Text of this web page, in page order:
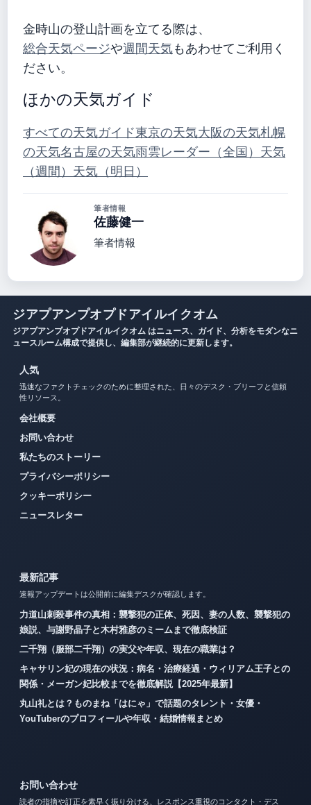
金時山の登山計画を立てる際は、
総合天気ページや週間天気もあわせてご利用く
ださい。
ほかの天気ガイド
すべての天気ガイド東京の天気大阪の天気札幌
の天気名古屋の天気雨雲レーダー（全国） 天気
（週間） 天気（明日）
筆者情報
佐藤健一
筆者情報
ジアプアンプオプドアイルイクオム
ジアプアンプオプドアイルイクオム はニュース、ガイド、分析をモダンなニ
ュースルーム構成で提供し、編集部が継続的に更新します。
人気
迅速なファクトチェックのために整理された、日々のデスク・ブリーフと信頼
性リソース。
会社概要
お問い合わせ
私たちのストーリー
プライバシーポリシー
クッキーポリシー
ニュースレター
最新記事
速報アップデートは公開前に編集デスクが確認します。
力道山刺殺事件の真相：襲撃犯の正体、死因、妻の人数、襲撃犯の
娘説、与謝野晶子と木村雅彦のミームまで徹底検証
二千翔（服部二千翔）の実父や年収、現在の職業は？
キャサリン妃の現在の状況：病名・治療経過・ウィリアム王子との
関係・メーガン妃比較までを徹底解説【2025年最新】
丸山礼とは？ものまね「はにゃ」で話題のタレント・女優・
YouTuberのプロフィールや年収・結婚情報まとめ
お問い合わせ
読者の指摘や訂正を素早く振り分ける、レスポンス重視のコンタクト・デス